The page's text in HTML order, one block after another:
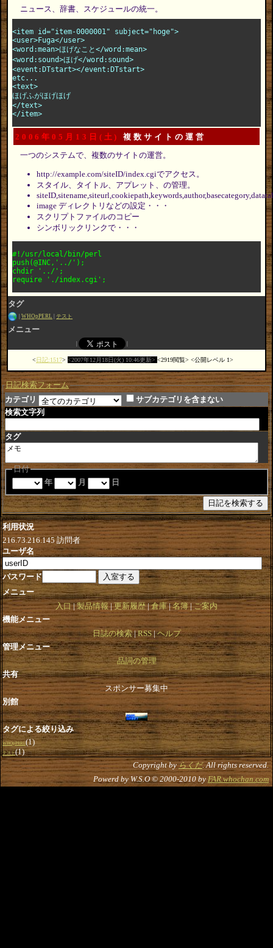
ニュース、辞書、スケジュールの統一。
<item id="item-0000001" subject="hoge">
<user>Fuga</user>
<word:mean>ほげなこと</word:mean>
<word:sound>ほげ</word:sound>
<event:DTstart></event:DTstart>
etc...
<text>
ほげふがほげほげ
</text>
</item>
2006年05月13日(土) 複数サイトの運営
一つのシステムで、複数のサイトの運営。
http://example.com/siteID/index.cgiでアクセス。
スタイル、タイトル、アプレット、の管理。
image ディレクトリなどの設定・・・
スクリプトファイルのコピー
シンボリックリンクで・・・
#!/usr/local/bin/perl
push(@INC,'../');
chdir '../';
タグ
WHOpPERL テスト
メニュー
日記:1517 2007年12月18日(火) 10:46更新 2919閲覧 公開レベル 1
日記検索フォーム
カテゴリ
サブカテゴリを含まない
検索文字列
タグ
日付
年
月 日
利用状況
216.73.216.145訪問者
ユーザ名
パスワード
メニュー
入口 製品情報 更新履歴 倉庫 名簿 ご案内
機能メニュー
日誌の検索 RSS ヘルプ
管理メニュー
品詞の管理
共有
スポンサー募集中
別館
タグによる絞り込み
WHOpPERL (1)
テスト(1)
Copyright byらくだ. All rights reserved.
Powerd by W.S.O © 2000-2010 by FAR.whochan.com